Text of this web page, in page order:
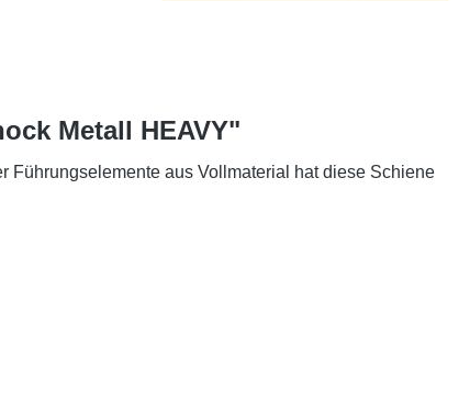
Metall HEAVY"
Führungselemente aus Vollmaterial hat diese Schiene